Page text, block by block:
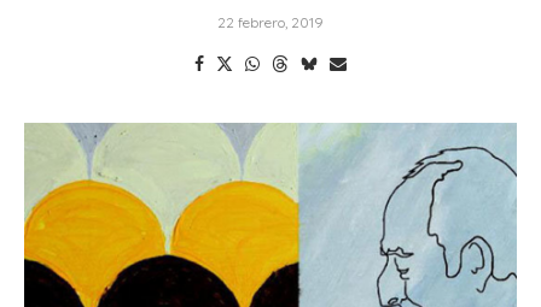
22 febrero, 2019